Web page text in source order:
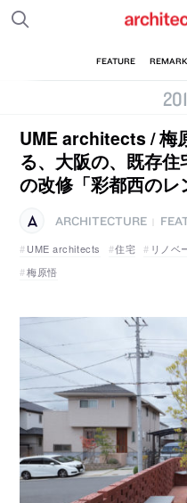
UME architects / 梅
る、大阪の、既存住
の改修「彩都西のレ
ARCHITECTURE
UME architects
住宅 リノベ
梅原悟